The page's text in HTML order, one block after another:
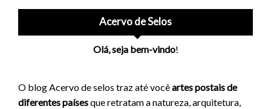
Acervo de Selos
Olá, seja bem-vindo!
O blog Acervo de selos traz até vocêartes postais de
diferentes paísesque retratam a natureza, arquitetura,